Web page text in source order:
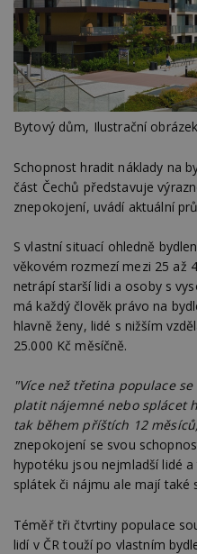
Bytový dům, Ilustrační
Schopnost hradit náklady na
část Čechů představuje
znepokojení, uvádí aktuální
S vlastní situací ohledně
věkovém rozmezí mezi 25 až
netrápí starší lidi a osoby s
má každý člověk právo na
hlavně ženy, lidé s nižším
25.000 Kč měsíčně.
"Více než třetina populace
platit nájemné nebo splácet
tak během příštích 12
znepokojení se svou
hypotéku jsou nejmladší lidé
splátek či nájmu ale mají také
Téměř tři čtvrtiny populace
lidí v ČR touží po vlastním